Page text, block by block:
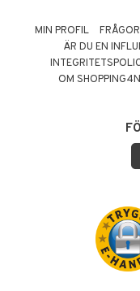
MIN PROFIL
ÄR DU EN
OM